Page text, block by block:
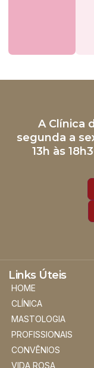
A Clínica
segunda a
13h às
Links Úteis
HOME
CLÍNICA
MASTOLOGIA
PROFISSIONAIS
CONVÊNIOS
VIDA ROSA